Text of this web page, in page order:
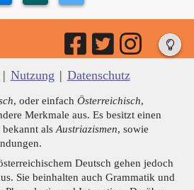
| Nutzung | Datenschutz
, oder einfach Österreichisch,
Merkmale aus. Es besitzt einen
als Austriazismen, sowie
Deutsch gehen jedoch
Sie beinhalten auch Grammatik und